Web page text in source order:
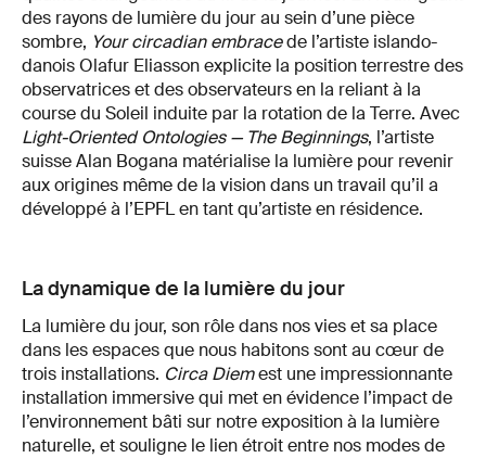
des rayons de lumière du jour au sein d’une pièce
sombre, Your circadian embracede l’artiste islando-
danois Olafur Eliasson explicite la position terrestre des
observatrices et des observateurs en la reliant à la
course du Soleil induite par la rotation de la Terre. Avec
Light-Oriented Ontologies — The Beginnings, l’artiste
suisse Alan Bogana matérialise la lumière pour revenir
aux origines même de la vision dans un travail qu’il a
développé à l’EPFL en tant qu’artiste en résidence.
La dynamique de la lumière du jour
La lumière du jour, son rôle dans nos vies et sa place
dans les espaces que nous habitons sont au cœur de
trois installations. Circa Diemest une impressionnante
installation immersive qui met en évidence l’impact de
l’environnement bâti sur notre exposition à la lumière
naturelle, et souligne le lien étroit entre nos modes de